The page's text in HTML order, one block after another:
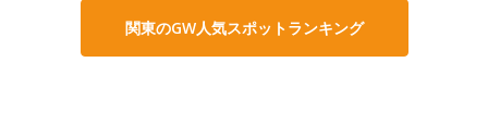
関東のGW人気スポットランキング